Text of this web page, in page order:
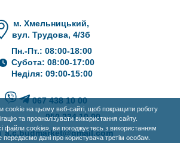
cookie на цьому веб-сайті, щоб покращити роботу
та проаналізувати використання сайту.
файли cookie», ви погоджуєтесь з використанням
дані про користувача третім особам.
м. Хмельницький,
вул. Трудова, 4/3б
Пн.-Пт.: 08:00-18:00
Субота: 08:00-17:00
Неділя: 09:00-15:00
067 438 10 00
050 234 10 00
a.c.budmarket@gmail.com